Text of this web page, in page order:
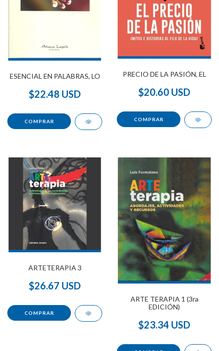
ESENCIAL EN PALABRAS, LO
$22.48 USD
PRECIO DE LA PASIÓN, EL
$20.60 USD
ARTETERAPIA 3
$26.67 USD
ARTE TERAPIA 1 (3ra
EDICIÓN)
$23.34 USD